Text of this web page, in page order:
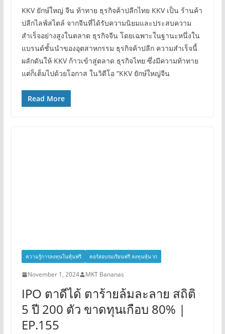
KKV ยักษ์ใหญ่ จีน ท้าทาย ธุรกิจค้าปลีกไทย KKV เป็น ร้านค้า
ปลีกไลฟ์สไตล์ จากจีนที่ได้รับความนิยมและประสบความ
สำเร็จอย่างสูงในตลาด ธุรกิจจีน โดยเฉพาะในฐานะหนึ่งใน
แบรนด์ชั้นนำของอุตสาหกรรม ธุรกิจค้าปลีก ความสำเร็จนี้
ผลักดันให้ KKV ก้าวเข้าสู่ตลาด ธุรกิจไทย ซึ่งมีความท้าทาย
แต่ก็เต็มไปด้วยโอกาส ในวิดีโอ “KKV ยักษ์ใหญ่จีน
Read More
ความรู้การลงทุนในหุ้นฟรี คอร์สอบรมเรียนฟรี ลงทุนหุ้น VI
November 1, 2024 MKT Bananas
IPO ตาดีได้ ตาร้ายล้มละลาย สถิติ
5 ปี 200 ตัว ขาดทุนเกือบ 80% |
EP.155